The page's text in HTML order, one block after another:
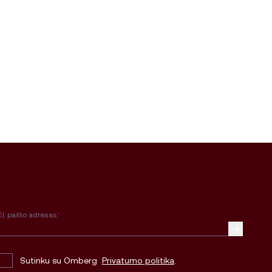
pašto adresas*
Sutinku su Omberg Privatumo politika.